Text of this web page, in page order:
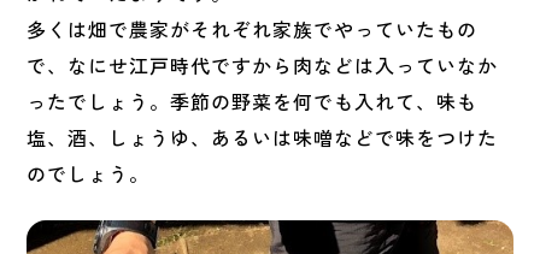
多くは畑で農家がそれぞれ家族でやっていたもの
で、なにせ江戸時代ですから肉などは入っていなか
ったでしょう。季節の野菜を何でも入れて、味も
塩、酒、しょうゆ、あるいは味噌などで味をつけた
のでしょう。